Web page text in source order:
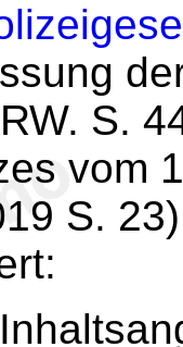
S.
vom
S.